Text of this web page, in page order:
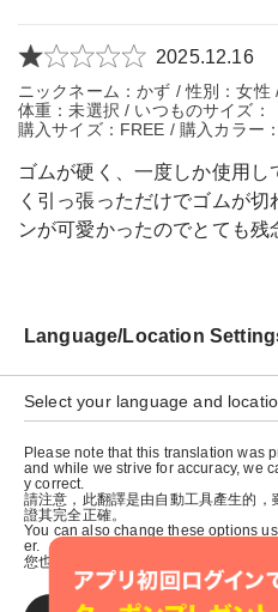
2025.12.16
ニックネーム：かず / 性別：女
体重：未選択 / いつものサイズ：
購入サイズ：FREE / 購入カラー
ゴムが硬く、一度しか使用
く引っ張っただけでゴムが
ンが可愛かったのでとても残
Language/Location
Select your language and
Please note that this translation was
and while we strive for accuracy, we
y correct.
請注意，此翻譯是由自動工具產生的
證其完全正確。
You can also change these options
er.
您也可以使用左上角的選單來更改這些